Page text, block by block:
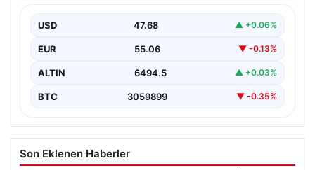
USD 47.68 ▲ +0.06%
EUR 55.06 ▼ -0.13%
ALTIN 6494.5 ▲ +0.03%
BTC 3059899 ▼ -0.35%
Son Eklenen Haberler